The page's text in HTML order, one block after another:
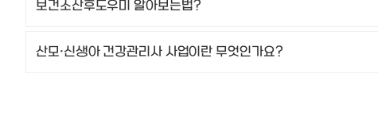
보건소산후도우미 알아보는법?
산모·신생아 건강관리사 사업이란 무엇인가요?